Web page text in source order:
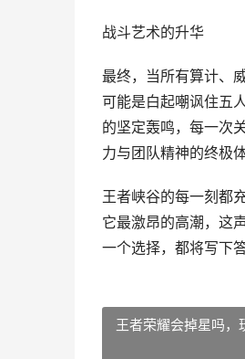
战斗艺术的升华
最终，当所有算计、
可能是白起嘲讽住五
的坚定轰鸣，每一次
力与团队精神的终极
王者峡谷的每一刻都
它最激昂的高潮，这
一个选择，都将写下答
王者荣耀会掉星吗，